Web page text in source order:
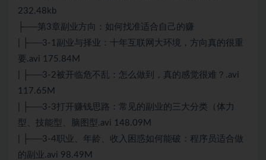
232.48kb
├──第3章副业方向：如何找准适合自己的赚
| ├──3-1副业与择业：十年互联网大环境，方向真的很重
要.avi 175.84M
| ├──3-2被开临危不乱：怎么做到，真的感觉很难？.avi
117.65M
| ├──3-3打开赚钱思路：常见的副业的三大分类（体力
型、技能型、脑图型.avi 148.09M
| ├──3-4职业、年龄、收入困惑如何能破：程序员适合做
的副业.avi 98.49M